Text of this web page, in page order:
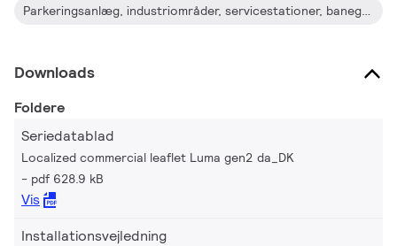
der er bevidst om lysets indvirkning på miljøet og
økosystemer for flagermus og bevare den mørke nattehimmel.
Parkeringsanlæg, industriområder, servicestationer, banegårde, lufthavne, havnearealer og vandveje
Downloads
Foldere
Seriedatablad
Localized commercial leaflet Luma gen2 da_DK
pdf 628.9 kB
Vis
Installationsvejledning